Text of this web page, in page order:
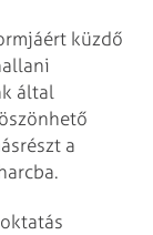
küzdő
által
a